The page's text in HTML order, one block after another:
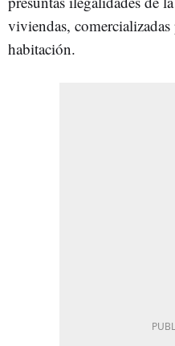
viviendas,
habitación.